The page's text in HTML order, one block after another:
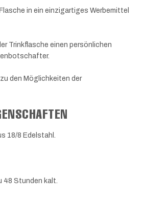
in ein einzigartiges Werbemittel
Trinkflasche einen persönlichen
den Möglichkeiten der
18/8 Edelstahl.
48 Stunden kalt.